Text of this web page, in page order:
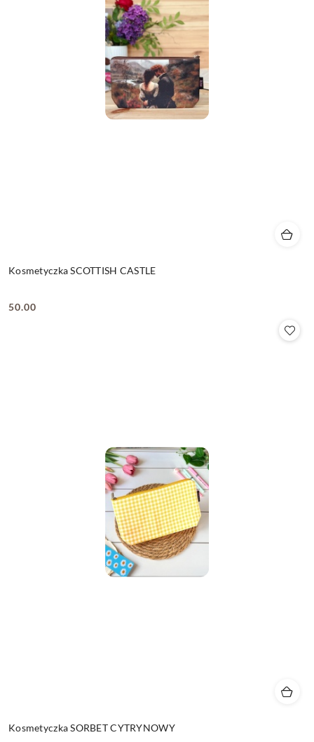
Kosmetyczka SCOTTISH CASTLE
Cena:
50.00
Kosmetyczka SORBET CYTRYNOWY